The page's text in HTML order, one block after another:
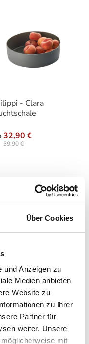
Über Cookies
und Anzeigen zu
Medien anbieten
Website zu
zu Ihrer
Partner für
weiter. Unsere
mit
- Clara
32,90 €
39,90 €
- Cubo
€
€